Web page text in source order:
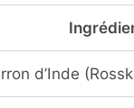
d’Inde